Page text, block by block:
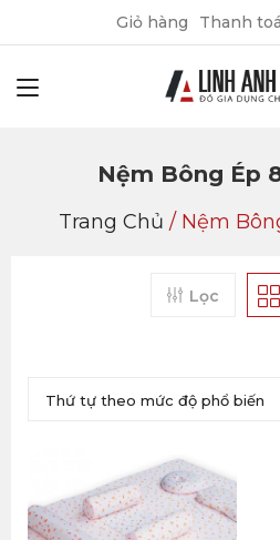
Giỏ hàng Thanh
Nệm Bông Ép
Trang Chủ / Nệm
Lọc
Thứ tự theo mức độ phổ biến